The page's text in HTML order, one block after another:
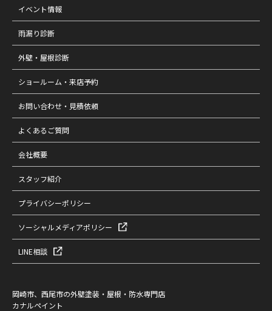
イベント情報
雨漏り診断
外壁・屋根診断
ショールーム・来店予約
お問い合わせ・見積依頼
よくあるご質問
会社概要
スタッフ紹介
プライバシーポリシー
ソーシャルメディアポリシー
LINE相談
岡崎市、西尾市の外壁塗装・屋根・防水専門店
カナルペイント